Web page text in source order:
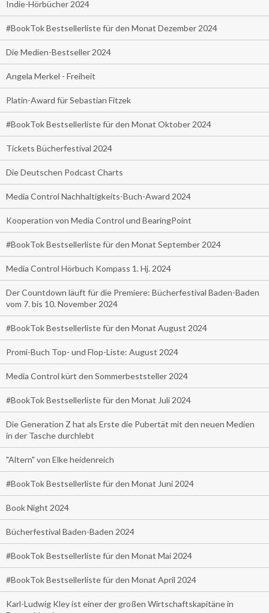
Indie-Hörbücher 2024
#BookTok Bestsellerliste für den Monat Dezember 2024
Die Medien-Bestseller 2024
Angela Merkel - Freiheit
Platin-Award für Sebastian Fitzek
#BookTok Bestsellerliste für den Monat Oktober 2024
Tickets Bücherfestival 2024
Die Deutschen Podcast Charts
Media Control Nachhaltigkeits-Buch-Award 2024
Kooperation von Media Control und BearingPoint
#BookTok Bestsellerliste für den Monat September 2024
Media Control Hörbuch Kompass 1. Hj. 2024
Der Countdown läuft für die Premiere: Bücherfestival Baden-Baden
vom 7. bis 10. November 2024
#BookTok Bestsellerliste für den Monat August 2024
Promi-Buch Top- und Flop-Liste: August 2024
Media Control kürt den Sommerbeststeller 2024
#BookTok Bestsellerliste für den Monat Juli 2024
Die Generation Z hat als Erste die Pubertät mit den neuen Medien
in der Tasche durchlebt
"Altern" von Elke heidenreich
#BookTok Bestsellerliste für den Monat Juni 2024
Book Night 2024
Bücherfestival Baden-Baden 2024
#BookTok Bestsellerliste für den Monat Mai 2024
#BookTok Bestsellerliste für den Monat April 2024
Karl-Ludwig Kley ist einer der großen Wirtschaftskapitäne in